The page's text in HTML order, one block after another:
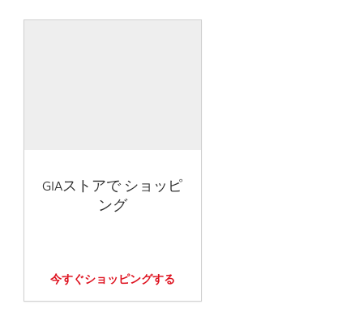
GIAストアで ショッピ
ング
今すぐショッピングする